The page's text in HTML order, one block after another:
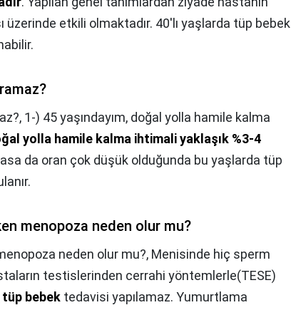
üzerinde etkili olmaktadır. 40'lı yaşlarda tüp bebek
1-) 45 yaşındayım, doğal yolla hamile kalma
yolla hamile kalma ihtimali yaklaşık %3-4
da oran çok düşük olduğunda bu yaşlarda tüp
menopoza neden olur mu?
neden olur mu?, Menisinde hiç sperm
testislerinden cerrahi yöntemlerle(TESE)
tüp bebek tedavisi yapılamaz. Yumurtlama